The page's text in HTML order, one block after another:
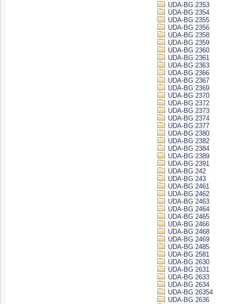
UDA-BG 2353
UDA-BG 2354
UDA-BG 2355
UDA-BG 2356
UDA-BG 2358
UDA-BG 2359
UDA-BG 2360
UDA-BG 2361
UDA-BG 2363
UDA-BG 2366
UDA-BG 2367
UDA-BG 2369
UDA-BG 2370
UDA-BG 2372
UDA-BG 2373
UDA-BG 2374
UDA-BG 2377
UDA-BG 2380
UDA-BG 2382
UDA-BG 2384
UDA-BG 2389
UDA-BG 2391
UDA-BG 242
UDA-BG 243
UDA-BG 2461
UDA-BG 2462
UDA-BG 2463
UDA-BG 2464
UDA-BG 2465
UDA-BG 2466
UDA-BG 2468
UDA-BG 2469
UDA-BG 2485
UDA-BG 2581
UDA-BG 2630
UDA-BG 2631
UDA-BG 2633
UDA-BG 2634
UDA-BG 26354
UDA-BG 2636